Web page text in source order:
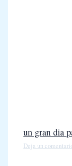
un gran dia
Deja un